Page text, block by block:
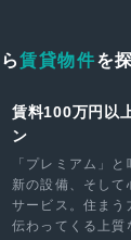
賃貸物件を
賃料100万円以
ン
「プレミアム」
新の設備、そし
サービス。住まう
伝わってくる上質